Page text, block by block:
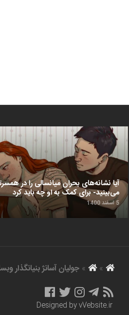
آیا نشانه‌های بحران میانسالی را در
می‌بینید- برای کمک به او چه باید کرد
5 اسفند 1400
»
»جولیان آسانژ
Designed byvVebsite.ir